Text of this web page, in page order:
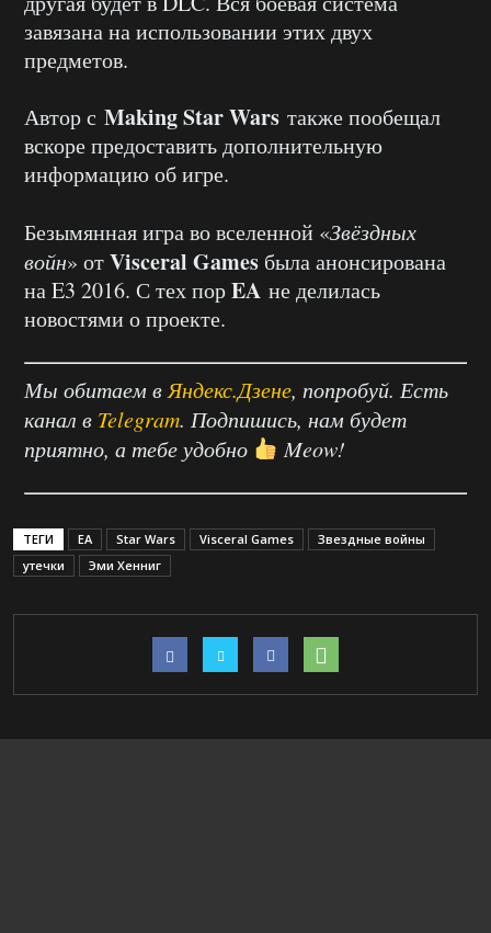
завязана на использовании этих двух
предметов.
Автор с Making Star Wars также пообещал
вскоре предоставить дополнительную
информацию об игре.
Безымянная игра во вселенной «Звёздных
войн» отVisceral Games была анонсирована
на E3 2016. С тех порEA не делилась
новостями о проекте.
Мы обитаем в Яндекс.Дзене, попробуй. Есть
канал в Telegram. Подпишись, нам будет
приятно, а тебе удобно
Meow!
ТЕГИ EA Star Wars Visceral Games
Звездные войны
утечки
Эми Хенниг